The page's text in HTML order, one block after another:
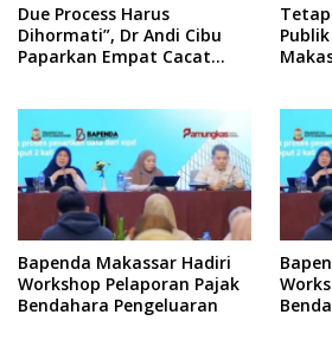
Due Process Harus
Dihormati”, Dr Andi Cibu
Paparkan Empat Cacat
Bapenda Makassar Hadiri
Workshop Pelaporan Pajak
Bendahara Pengeluaran